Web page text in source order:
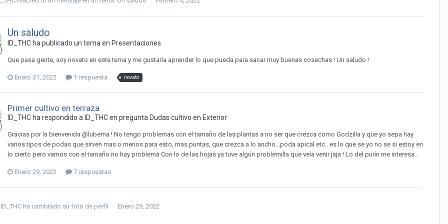
Un saludo
ID_THC ha publicado un tema en Presentaciones
Que pasa gente, soy novato en este tema y me gustaría aprender lo que pueda para sacar muy buenas cosechas ! Un saludo !
Enero 31, 2022 1 respuesta novato
Primer cultivo en terraza
ID_THC ha respondido a ID_THC en pregunta Dudas cultivo en Exterior
Gracias por la bienvenida @lubema ! No tengo problemas con el tamaño de las plantas a no ser que crezca como Godzilla y que yo sepa hay
varios tipos de podas que sirven mas o menos para esto, mas puntas, que crezca a lo ancho...poda apical etc.. es lo que se yo no se si estoy en
lo cierto pero vamos con el tamaño no hay problema Con lo de las hojas ya tuve algún problemilla que veía venir jaja ! Lo del purín me interesa...
Enero 29, 2022 7 respuestas
ID_THC ha cambiado su foto de perfil Enero 29, 2022